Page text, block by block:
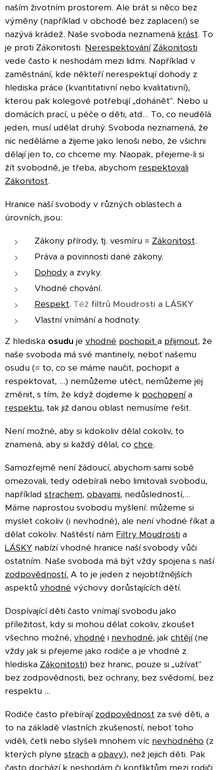
naším životním prostorem. Ale brát si něco bez
výměny (například v obchodě bez zaplacení) se
nazývá krádež. Naše svoboda neznamená krást. To
je proti Zákonitosti. Nerespektování Zákonitosti
vede často k neshodám mezi lidmi. Například v
zaměstnání, kde někteří nerespektují dohody z
hlediska práce (kvantitativní nebo kvalitativní),
kterou pak kolegové potřebují „dohánět". Nebo u
domácích prací, u péče o děti, atd... To, co neudělá
jeden, musí udělat druhý. Svoboda neznamená, že
nic neděláme a žijeme jako lenoši nebo, že všichni
dělají jen to, co chceme my. Naopak, přejeme-li si
žít svobodně, je třeba, abychom respektovali
Zákonitost.
Hranice naší svobody v různých oblastech a
úrovních, jsou:
Zákony přírody, tj. vesmíru = Zákonitost.
Práva a povinnosti dané zákony.
Dohody a zvyky.
Vhodné chování.
Respekt. Též filtrů Moudrosti a LÁSKY
Vlastní vnímání a hodnoty.
Z hlediska osudu je vhodné pochopit a přijmout, že
naše svoboda má své mantinely, neboť našemu
osudu (= to, co se máme naučit, pochopit a
respektovat, ...) nemůžeme utéct, nemůžeme jej
změnit, s tím, že když dojdeme k pochopenía
respektu, tak již danou oblast nemusíme řešit.
Není možné, aby si kdokoliv dělal cokoliv, to
znamená, aby si každý dělal, co chce.
Samozřejmě není žádoucí, abychom sami sobě
omezovali, tedy odebírali nebo limitovali svobodu,
například strachem, obavami, nedůsledností,...
Máme naprostou svobodu myšlení: můžeme si
myslet cokoliv (i nevhodné), ale není vhodné říkat a
dělat cokoliv. Naštěstí nám Filtry Moudrosti a
LÁSKY nabízí vhodné hranice naší svobody vůči
ostatním. Naše svoboda má být vždy spojena s naší
zodpovědností. A to je jeden z nejobtížnějších
aspektů vhodné výchovy dorůstajících dětí.
Dospívající děti často vnímají svobodu jako
příležitost, kdy si mohou dělat cokoliv, zkoušet
všechno možné, vhodné i nevhodné, jak chtějí(ne
vždy jak si přejeme jako rodiče a je vhodné z
hlediska Zákonitosti) bez hranic, pouze si „užívat"
bez zodpovědnosti, bez ochrany, bez svědomí, bez
respektu ...
Rodiče často přebírají zodpovědnost za své děti, a
to na základě vlastních zkušeností, neboť toho
viděli, četli nebo slyšeli mnohem víc nevhodného (z
kterých plyne strach a obavy), než jejich děti. Pak
často dochází k neshodám či konfliktům mezi rodiči